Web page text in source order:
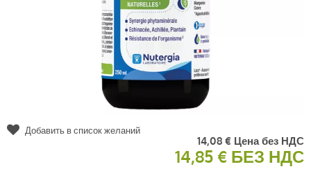
14,08 € Цена без НДС
14,85 € БЕЗ НДС
Добавить в список желаний